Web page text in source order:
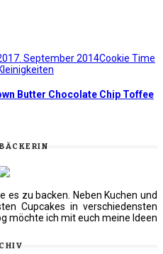
17. September 2014Cookie Time
Butter Chocolate Chip Toffee
es zu backen. Neben Kuchen und
Cupcakes in verschiedensten
möchte ich mit euch meine Ideen